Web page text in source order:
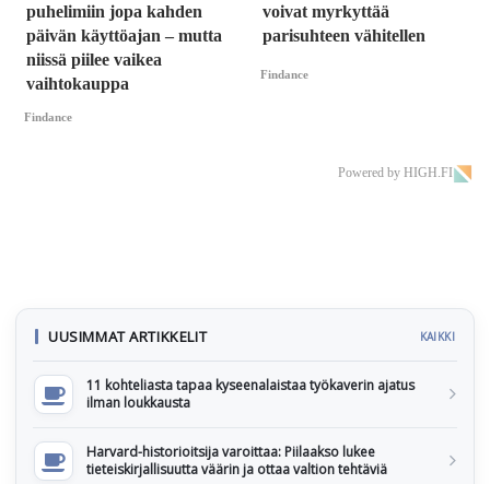
puhelimiin jopa kahden
päivän käyttöajan – mutta
niissä piilee vaikea
vaihtokauppa
Findance
voivat myrkyttää
parisuhteen vähitellen
Findance
Powered by HIGH.FI
UUSIMMAT ARTIKKELIT KAIKKI
11 kohteliasta tapaa kyseenalaistaa työkaverin ajatus
ilman loukkausta
Harvard-historioitsija varoittaa: Piilaakso lukee
tieteiskirjallisuutta väärin ja ottaa valtion tehtäviä